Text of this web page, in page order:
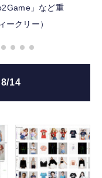
」など重
ークリー）
8/14